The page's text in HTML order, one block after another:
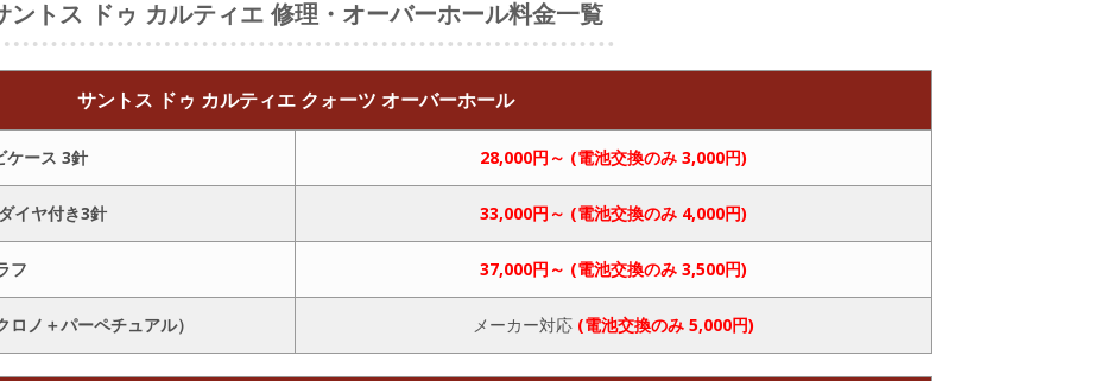
ントス ドゥ カルティエ 修理・オーバーホール料金一覧
サントス ドゥ カルティエ クォーツ オーバーホール
ケース 3針 28,000円～ (電池交換のみ 3,000円)
イヤ付き3針 33,000円～ (電池交換のみ 4,000円)
フ 37,000円～ (電池交換のみ 3,500円)
ノ＋パーペチュアル） メーカー対応 (電池交換のみ 5,000円)